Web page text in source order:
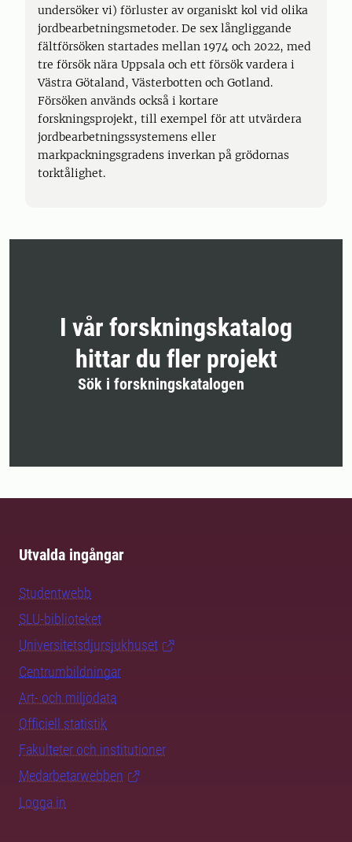
undersöker vi) förluster av organiskt kol vid olika
jordbearbetningsmetoder. De sex långliggande
fältförsöken startades mellan 1974 och 2022, med
tre försök nära Uppsala och ett försök vardera i
Västra Götaland, Västerbotten och Gotland.
Försöken används också i kortare
forskningsprojekt, till exempel för att utvärdera
jordbearbetningssystemens eller
markpackningsgradens inverkan på grödornas
torktålighet.
I vår forskningskatalog
hittar du fler projekt
Sök i forskningskatalogen
Utvalda ingångar
Studentwebb
SLU-biblioteket
Universitetsdjursjukhuset
Centrumbildningar
Art- och miljödata
Officiell statistik
Fakulteter och institutioner
Medarbetarwebben
Logga in